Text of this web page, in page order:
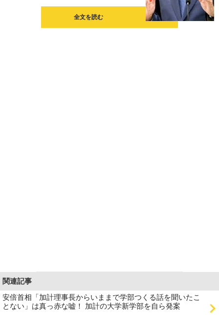
全文を読む
関連記事
安倍首相「加計理事長からいままで学部つくる話を聞いたこ
とない」は真っ赤な嘘！ 加計の大学新学部を自ら発案